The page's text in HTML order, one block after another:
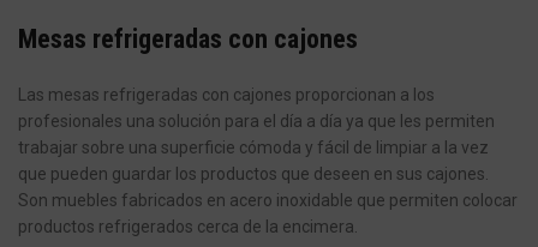
Mesas refrigeradas con cajones
Las mesas refrigeradas con cajones proporcionan a los
profesionales una solución para el día a día ya que les permiten
trabajar sobre una superficie cómoda y fácil de limpiar a la vez
que pueden guardar los productos que deseen en sus cajones.
Son muebles fabricados en acero inoxidable que permiten colocar
productos refrigerados cerca de la encimera.